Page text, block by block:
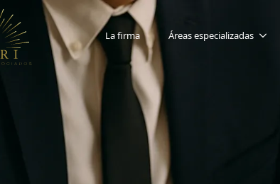
La firma Áreas especializadas